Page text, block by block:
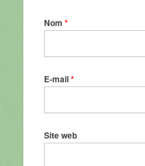
Nom *
E-mail*
Site web